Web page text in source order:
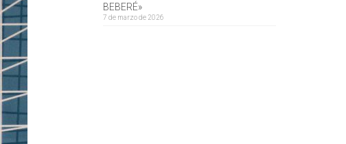
BEBERÉ»
7 de marzo de 2026